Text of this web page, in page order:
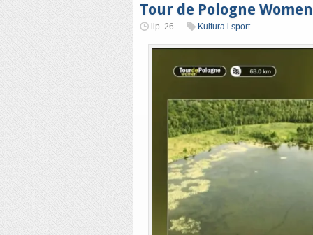
Tour de Pologne
lip. 26 Kultura i sport